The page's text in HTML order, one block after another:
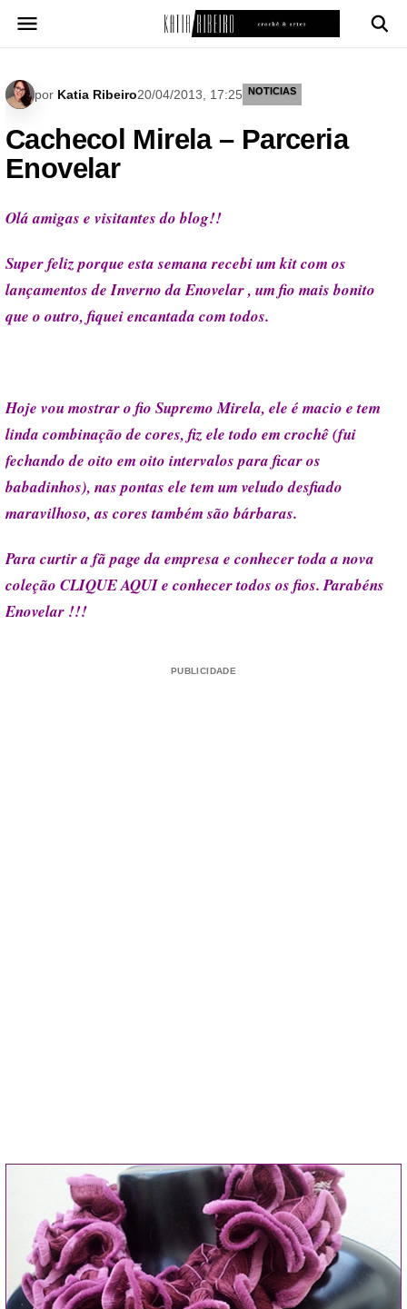
para
por Katia Ribeiro20/04/2013, 17:25 NOTICIAS
Cachecol Mirela – Parceria
Enovelar
Olá amigas e visitantes do blog!!
Super feliz porque esta semana recebi um kit com os
lançamentos de Inverno da Enovelar , um fio mais bonito
que o outro, fiquei encantada com todos.
Hoje vou mostrar o fio Supremo Mirela, ele é macio e tem
linda combinação de cores, fiz ele todo em crochê (fui
fechando de oito em oito intervalos para ficar os
babadinhos), nas pontas ele tem um veludo desfiado
maravilhoso, as cores também são bárbaras.
Para curtir a fã page da empresa e conhecer toda a nova
coleção CLIQUE AQUI e conhecer todos os fios. Parabéns
Enovelar !!!
PUBLICIDADE